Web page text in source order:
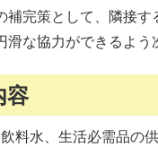
補完策として、隣接す
滑な協力ができるよう
容
料水、生活必需品の